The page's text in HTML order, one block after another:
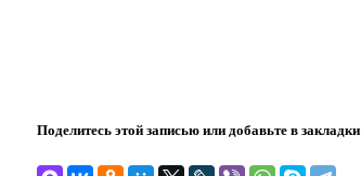
Поделитесь этой записью или добавьте в закладки